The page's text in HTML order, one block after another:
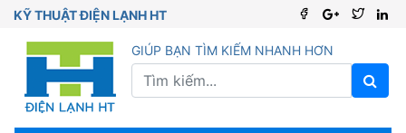
KỸ THUẬT ĐIỆN LẠNH HT
GIÚP BẠN TÌM KIẾM NHANH HƠN